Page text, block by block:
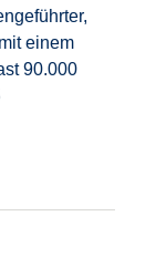
r,
mit einem
90.000